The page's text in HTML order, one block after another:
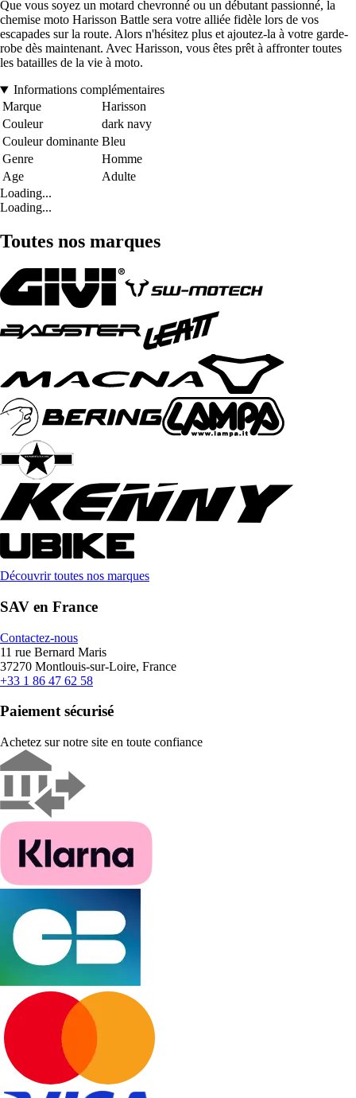
Que vous soyez un motard chevronné ou un débutant passionné, la
chemise moto Harisson Battle sera votre alliée fidèle lors de vos
escapades sur la route. Alors n'hésitez plus et ajoutez-la à votre garde-
robe dès maintenant. Avec Harisson, vous êtes prêt à affronter toutes
les batailles de la vie à moto.
Informations complémentaires
Marque
Harisson
Couleur
dark navy
Couleur dominante Bleu
Genre
Homme
Age
Adulte
Loading...
Loading...
Toutes nos marques
Découvrir toutes nos marques
SAV en France
Contactez-nous
11 rue Bernard Maris
37270 Montlouis-sur-Loire, France
+33 1 86 47 62 58
Paiement sécurisé
Achetez sur notre site en toute confiance